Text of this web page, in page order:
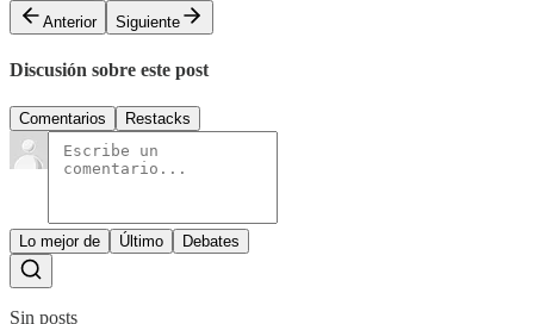
Anterior
Siguiente
Discusión sobre este post
Comentarios Restacks
Lo mejor de Último Debates
Sin posts